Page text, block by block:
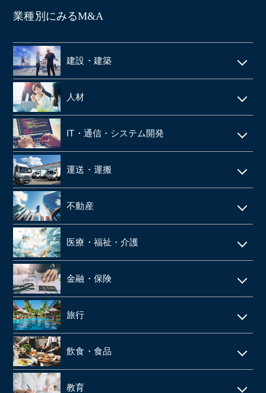
業種別にみるM&A
建設・建築
電気工事・管工事
建設・土木
空調設備工事
仮設足場工事・足場施工
施工管理
建材・住宅設備機器の卸
解体工事
鉄骨工事
内装・外装工事
消防設備点検・工事
建築資材卸
人材
人材派遣
SES
シェアードサービス
技術者派遣
IT・通信・システム開発
IT
システム開発
ネット通販・EC
ゲーム
web広告
SaaS事業
web制作
データセンター
運送・運搬
運送・物流
タクシー
倉庫
バス
引越
不動産
マンション管理
ビルメンテナンス
不動産テック
リフォーム
家賃保証・賃貸管理
不動産管理
医療・福祉・介護
調剤薬局
介護事業
施設介護・老人ホーム
訪問介護・デイサービス
医療機器卸・商社
金融・保険
リース・レンタル
保険代理店
ファンド
旅行
ホテル・旅館
旅行会社・旅行代理店
飲食・食品
飲食店
教育